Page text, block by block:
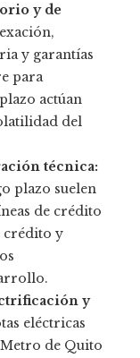
y de
y garantías
para
actúan
del
técnica:
plazo suelen
de crédito
crédito y
y
eléctricas
de Quito